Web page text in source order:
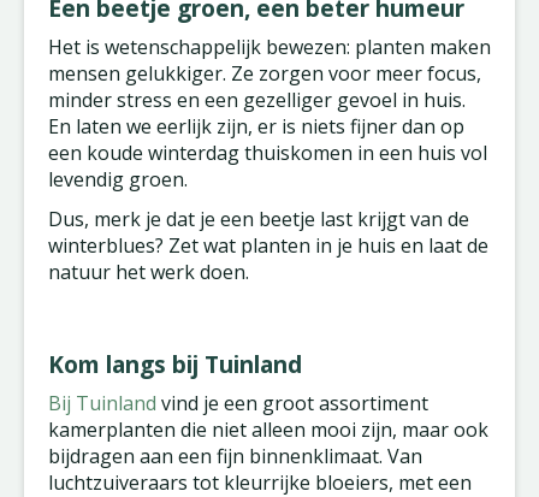
Een beetje groen, een beter humeur
Het is wetenschappelijk bewezen: planten maken
mensen gelukkiger. Ze zorgen voor meer focus,
minder stress en een gezelliger gevoel in huis.
En laten we eerlijk zijn, er is niets fijner dan op
een koude winterdag thuiskomen in een huis vol
levendig groen.
Dus, merk je dat je een beetje last krijgt van de
winterblues? Zet wat planten in je huis en laat de
natuur het werk doen.
Kom langs bij Tuinland
Bij Tuinland vind je een groot assortiment
kamerplanten die niet alleen mooi zijn, maar ook
bijdragen aan een fijn binnenklimaat. Van
luchtzuiveraars tot kleurrijke bloeiers, met een